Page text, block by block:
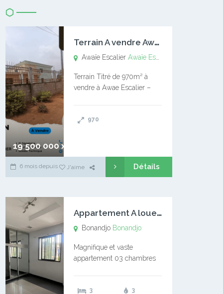
19 500 000 xaf
T
errain A vendre Awaïe Escalier
Awaïe EscalierAwaïe Escalier
Terrain Titré de 970m² à
vendre à Awae Escalier –
l’Université Catholique –
970
6 mois depuis J'aime Détails
A
ppartement A louer Bonandjo
Bonandjo Bonandjo
Magnifique et vaste
appartement 03 chambres
douches 01 vaste salon 01
3
3